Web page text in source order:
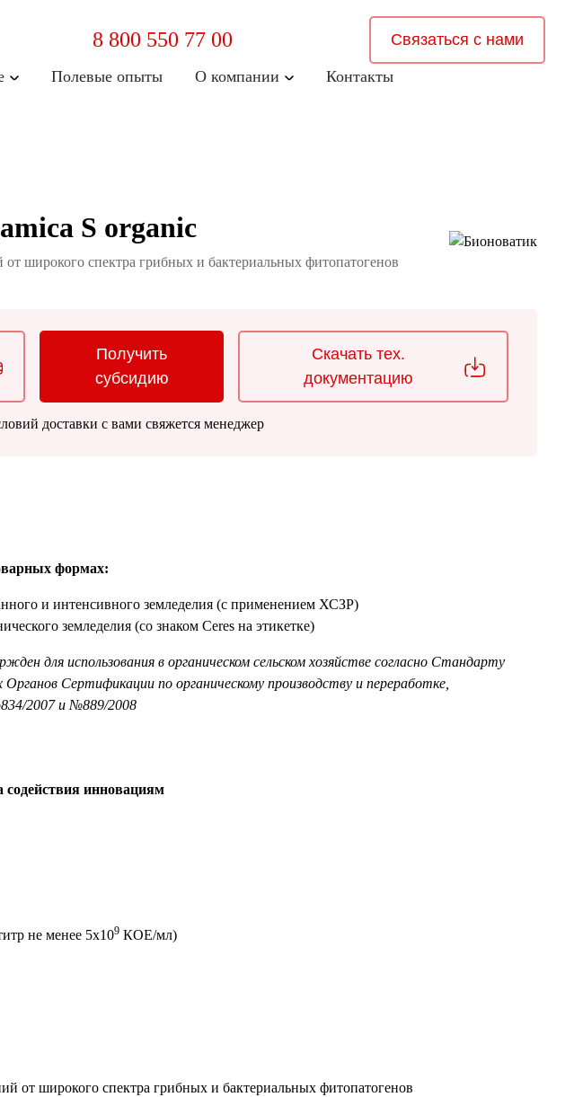
8 800 550 77 00 Связаться с нами
Полевые опыты О компании Контакты
S organic
широкого спектра грибных и бактериальных фитопатогенов
Получить
субсидию
Скачать тех.
документацию
доставки с вами свяжется менеджер
формах:
и интенсивного земледелия (с применением ХСЗР)
земледелия (со знаком Ceres на этикетке)
для использования в органическом сельском хозяйстве согласно Стандарту
Сертификации по органическому производству и переработке,
2007 и №889/2008
содействия инновациям
не менее 5х109 КОЕ/мл)
от широкого спектра грибных и бактериальных фитопатогенов